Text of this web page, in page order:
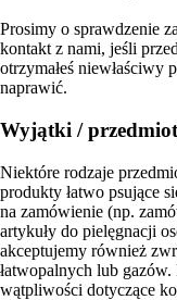
Prosimy o sprawdzenie
kontakt z nami, jeśli
otrzymałeś niewłaściwy
naprawić.
Wyjątki /
Niektóre rodzaje
produkty łatwo psujące
na zamówienie (np.
artykuły do pielęgnacji
akceptujemy również
łatwopalnych lub
wątpliwości dotyczące